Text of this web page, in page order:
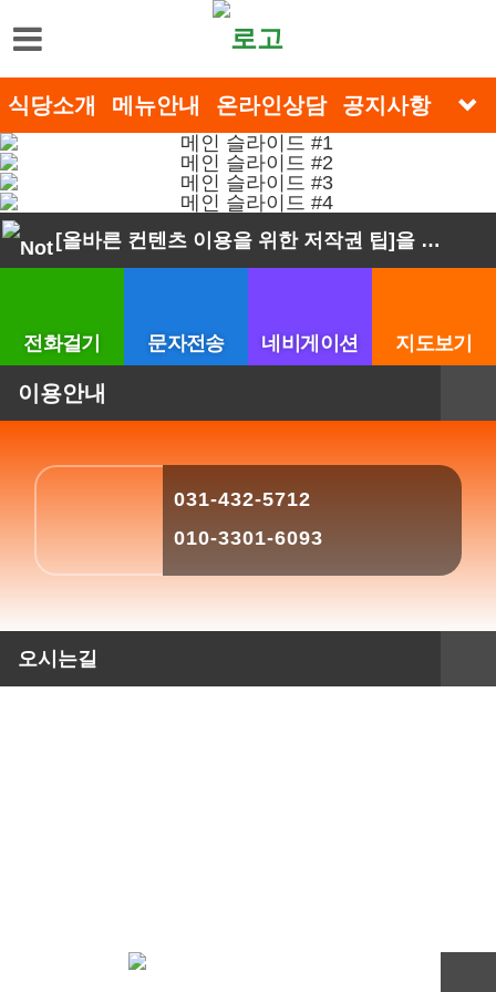
로그인
식당소개
오시는길
메뉴안내
옆에 있는 지인에게
QR코드를 스캔하게 하세요
식당소개 메뉴안내 온라인상담 공지사항 포
[올바른 컨텐츠 이용을 위한 저작권 팁]을 안내해드립니다.
전화걸기 문자전송 네비게이션 지도보기
이용안내
031-432-5712
010-3301-6093
오시는길